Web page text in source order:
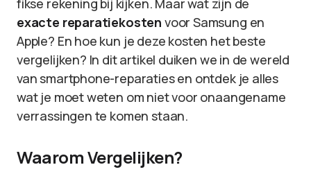
fikse rekening bij kijken. Maar wat zijn de
exacte reparatiekosten voor Samsung en
Apple? En hoe kun je deze kosten het beste
vergelijken? In dit artikel duiken we in de wereld
van smartphone-reparaties en ontdek je alles
wat je moet weten om niet voor onaangename
verrassingen te komen staan.
Waarom Vergelijken?